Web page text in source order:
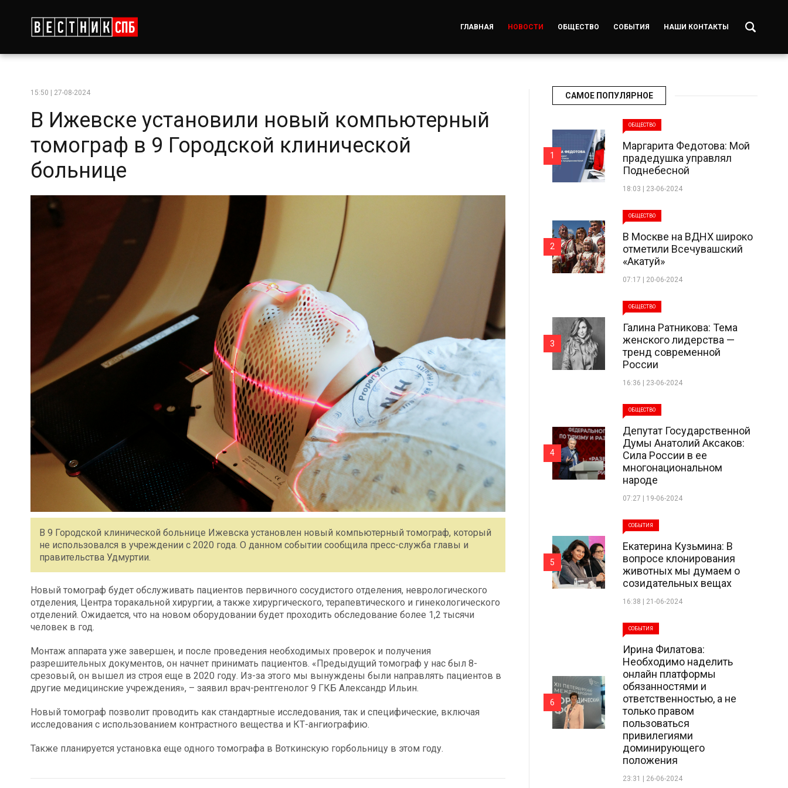
ГЛАВНАЯ НОВОСТИ ОБЩЕСТВО СОБЫТИЯ НАШИ КОНТАКТЫ
15:50 | 27-08-2024
В Ижевске установили новый компьютерный
томограф в 9 Городской клинической
больнице
В 9 Городской клинической больнице Ижевска установлен новый компьютерный томограф, который
не использовался в учреждении с 2020 года. О данном событии сообщила пресс-служба главы и
правительства Удмуртии.
Новый томограф будет обслуживать пациентов первичного сосудистого отделения, неврологического
отделения, Центра торакальной хирургии, а также хирургического, терапевтического и гинекологического
отделений. Ожидается, что на новом оборудовании будет проходить обследование более 1,2 тысячи
человек в год.
Монтаж аппарата уже завершен, и после проведения необходимых проверок и получения
разрешительных документов, он начнет принимать пациентов. «Предыдущий томограф у нас был 8-
срезовый, он вышел из строя еще в 2020 году. Из-за этого мы вынуждены были направлять пациентов в
другие медицинские учреждения», – заявил врач-рентгенолог 9 ГКБ Александр Ильин.
Новый томограф позволит проводить как стандартные исследования, так и специфические, включая
исследования с использованием контрастного вещества и КТ-ангиографию.
Также планируется установка еще одного томографа в Воткинскую горбольницу в этом году.
САМОЕ ПОПУЛЯРНОЕ
ОБЩЕСТВО
Маргарита Федотова: Мой
прадедушка управлял
Поднебесной
18:03 | 23-06-2024
1
ОБЩЕСТВО
В Москве на ВДНХ широко
отметили Всечувашский
«Акатуй»
07:17 | 20-06-2024
2
ОБЩЕСТВО
Галина Ратникова: Тема
женского лидерства —
тренд современной
России
16:36 | 23-06-2024
3
ОБЩЕСТВО
Депутат Государственной
Думы Анатолий Аксаков:
Сила России в ее
многонациональном
народе
07:27 | 19-06-2024
4
СОБЫТИЯ
Екатерина Кузьмина: В
вопросе клонирования
животных мы думаем о
созидательных вещах
16:38 | 21-06-2024
5
СОБЫТИЯ
Ирина Филатова:
Необходимо наделить
онлайн платформы
обязанностями и
ответственностью, а не
только правом
пользоваться
привилегиями
доминирующего
положения
23:31 | 26-06-2024
6